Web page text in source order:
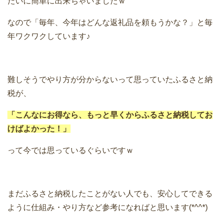
なので「毎年、今年はどんな返礼品を頼もうかな？」と毎
年ワクワクしています♪
難しそうでやり方が分からないって思っていたふるさと納
税が、
「こんなにお得なら、もっと早くからふるさと納税してお
けばよかった！」
って今では思っているぐらいですｗ
まだふるさと納税したことがない人でも、安心してできる
ように仕組み・やり方など参考になればと思います(*^^*)